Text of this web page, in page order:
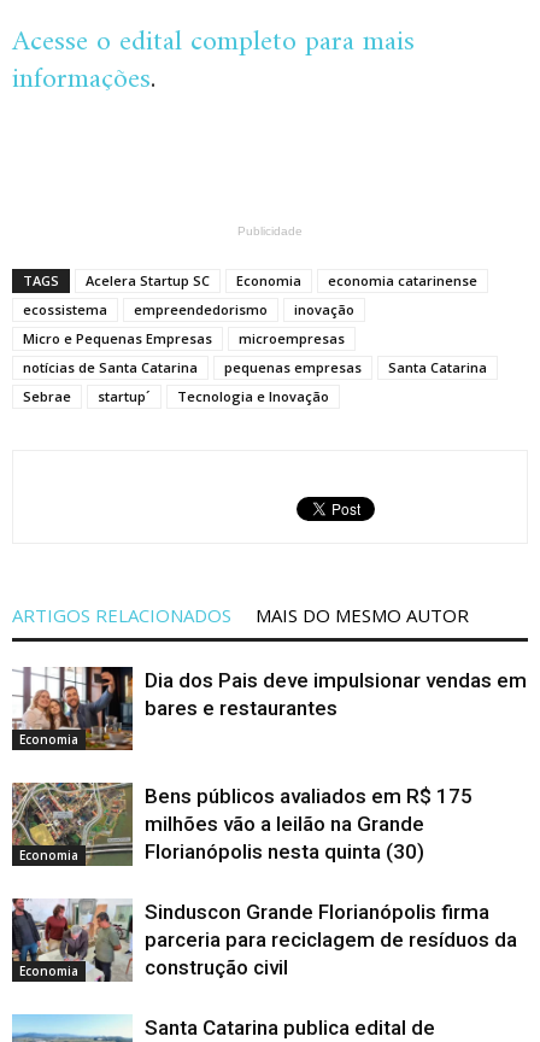
Acesse o edital completo para mais
informações.
Publicidade
TAGS Acelera Startup SC Economia
economia catarinense
ecossistema
empreendedorismo
inovação
Micro e Pequenas Empresas
microempresas
notícias de Santa Catarina
pequenas empresas
Santa Catarina
Sebrae
startup´ Tecnologia e Inovação
ARTIGOS RELACIONADOS MAIS DO MESMO AUTOR
Economia
Dia dos Pais deve impulsionar vendas em
bares e restaurantes
Economia
Bens públicos avaliados em R$ 175
milhões vão a leilão na Grande
Florianópolis nesta quinta (30)
Economia
Sinduscon Grande Florianópolis firma
parceria para reciclagem de resíduos da
construção civil
Santa Catarina publica edital de